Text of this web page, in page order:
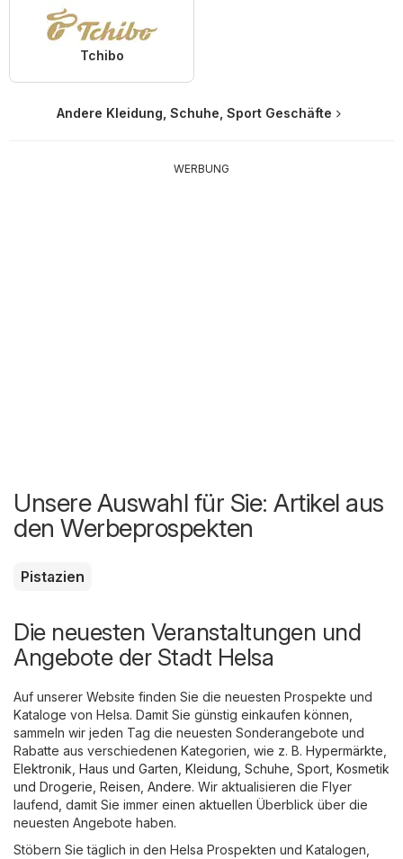
Tchibo
Andere Kleidung, Schuhe, Sport Geschäfte
WERBUNG
Unsere Auswahl für Sie: Artikel aus
den Werbeprospekten
Pistazien
Die neuesten Veranstaltungen und
Angebote der Stadt Helsa
Auf unserer Website finden Sie die neuesten Prospekte und
Kataloge von Helsa. Damit Sie günstig einkaufen können,
sammeln wir jeden Tag die neuesten Sonderangebote und
Rabatte aus verschiedenen Kategorien, wie z. B. Hypermärkte
Elektronik Haus und Garten Kleidung, Schuhe, Sport Kosmetik
und Drogerie Reisen Andere. Wir aktualisieren die Flyer
laufend, damit Sie immer einen aktuellen Überblick über die
neuesten Angebote haben.
Stöbern Sie täglich in den Helsa Prospekten und Katalogen,